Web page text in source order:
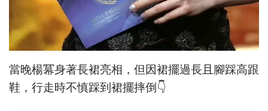
當晚楊冪身著長裙亮相，但因裙擺過長且腳踩高跟
鞋，行走時不慎踩到裙擺摔倒👇